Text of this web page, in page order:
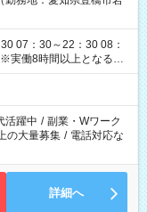
07：30～22：30 08：
働8時間以上となる勤
。
活躍中 / 副業・Wワーク
の大量募集 / 電話対応な
詳細へ